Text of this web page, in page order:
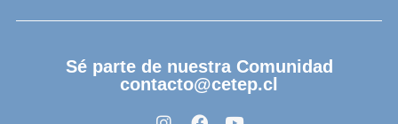
Sé parte de nuestra Comunidad
contacto@cetep.cl